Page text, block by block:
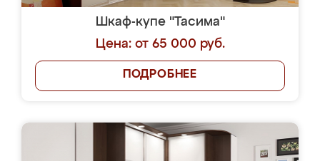
Шкаф-купе "Тасима"
Цена: от 65 000 руб.
ПОДРОБНЕЕ